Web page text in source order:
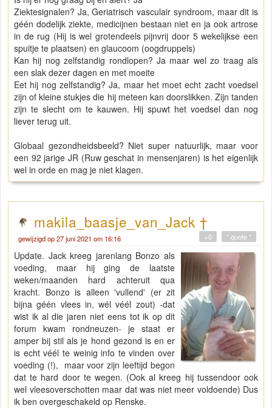
Ziektesignalen? Ja, Geriatrisch vasculair syndroom, maar dit is
géén dodelijk ziekte, medicijnen bestaan niet en ja ook artrose
in de rug (Hij is wel grotendeels pijnvrij door 5 wekelijkse een
spuitje te plaatsen) en glaucoom (oogdruppels)
Kan hij nog zelfstandig rondlopen? Ja maar wel zo traag als
een slak dezer dagen en met moeite
Eet hij nog zelfstandig? Ja, maar het moet echt zacht voedsel
zijn of kleine stukjes die hij meteen kan doorslikken. Zijn tanden
zijn te slecht om te kauwen. Hij spuwt het voedsel dan nog
liever terug uit.
Globaal gezondheidsbeeld? Niet super natuurlijk, maar voor
een 92 jarige JR (Ruw geschat in mensenjaren) is het eigenlijk
wel in orde en mag je niet klagen.
makila_baasje_van_Jack †
gewijzigd op 27 juni 2021 om 16:16 " quote "
+0
Update. Jack kreeg jarenlang Bonzo als
voeding, maar hij ging de laatste
weken/maanden hard achteruit qua
kracht. Bonzo is alleen 'vullend' (er zit
bijna géén vlees in, wél véél zout) -dat
wist ik al die jaren niet eens tot ik op dit
forum kwam rondneuzen- je staat er
amper bij stil als je hond gezond is en er
is echt véél te weinig info te vinden over
voeding (!), maar voor zijn leeftijd begon
dat te hard door te wegen. (Ook al kreeg hij tussendoor ook
wel vleesoverschotten maar dat was niet meer voldoende) Dus
ik ben overgeschakeld op Renske.